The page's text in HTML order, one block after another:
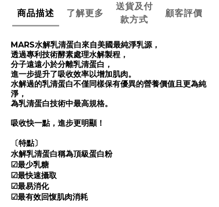
商品描述 了解更多
送貨及付
款方式
顧客評價
MARS水解乳清蛋白來自美國最純淨乳源，
透過專利技術酵素處理水解製程，
分子遠遠小於分離乳清蛋白，
進一步提升了吸收效率以增加肌肉。
水解過的乳清蛋白不僅同樣保有優異的營養價值且更為純
淨，
為乳清蛋白技術中最高規格。
吸收快一點，進步更明顯！
〔特點〕
水解乳清蛋白稱為頂級蛋白粉
☑最少乳糖
☑最快速攝取
☑最易消化
☑最有效回愎肌肉消耗